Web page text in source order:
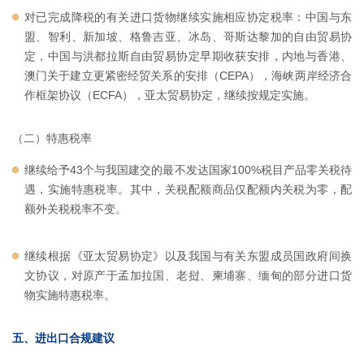
对已完成降税的有关进口货物继续实施相应协定税率：中国与东
盟、智利、新加坡、格鲁吉亚、冰岛、哥斯达黎加的自由贸易协
定，中国与洪都拉斯自由贸易协定早期收获安排，内地与香港、
澳门关于建立更紧密经贸关系的安排（CEPA），海峡两岸经济合
作框架协议（ECFA），亚太贸易协定，继续按规定实施。
（二）特惠税率
继续给予43个与我国建交的最不发达国家100%税目产品零关税待
遇，实施特惠税率。其中，关税配额商品仅配额内关税为零，配
额外关税税率不变。
继续根据《亚太贸易协定》以及我国与有关东盟成员国政府间换
文协议，对原产于孟加拉国、老挝、柬埔寨、缅甸的部分进口货
物实施特惠税率。
五、进出口合规建议